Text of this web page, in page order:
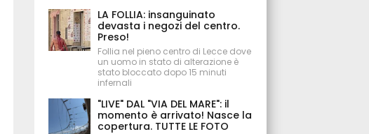
LA FOLLIA: insanguinato
devasta i negozi del centro.
Preso!
Follia nel pieno centro di Lecce dove
un uomo in stato di alterazione è
stato bloccato dopo 15 minuti
infernali
"LIVE" DAL "VIA DEL MARE": il
momento è arrivato! Nasce la
copertura. TUTTE LE FOTO